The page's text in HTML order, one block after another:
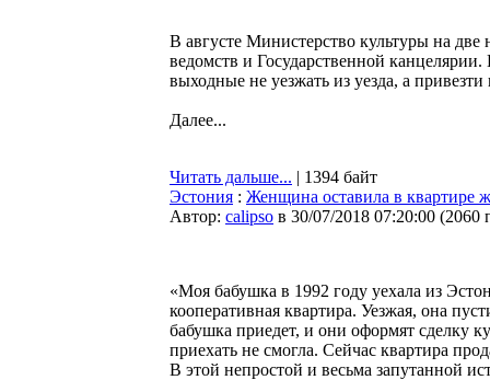
В августе Министерство культуры на
ведомств и Государственной
выходные не уезжать из уезда, а
Далее...
Читать дальше... | 1394 байт
Эстония : Женщина оставила в квартире
Автор: calipso в 30/07/2018 07:20:00 (2060
«Моя бабушка в 1992 году уехала из
кооперативная квартира. Уезжая, она
бабушка приедет, и они оформят сделку
приехать не смогла. Сейчас квартира
В этой непростой и весьма запутанной